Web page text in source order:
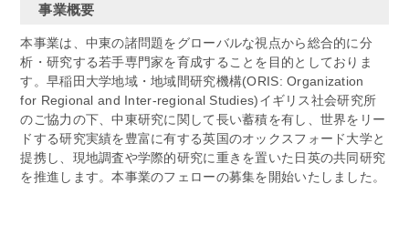
事業概要
本事業は、中東の諸問題をグローバルな視点から総合的に分
析・研究する若手専門家を育成することを目的としておりま
す。早稲田大学地域・地域間研究機構(ORIS: Organization
for Regional and Inter-regional Studies)イギリス社会研究所
のご協力の下、中東研究に関して長い蓄積を有し、世界をリー
ドする研究実績を豊富に有する英国のオックスフォード大学と
提携し、現地調査や学際的研究に重きを置いた日英の共同研究
を推進します。本事業のフェローの募集を開始いたしました。